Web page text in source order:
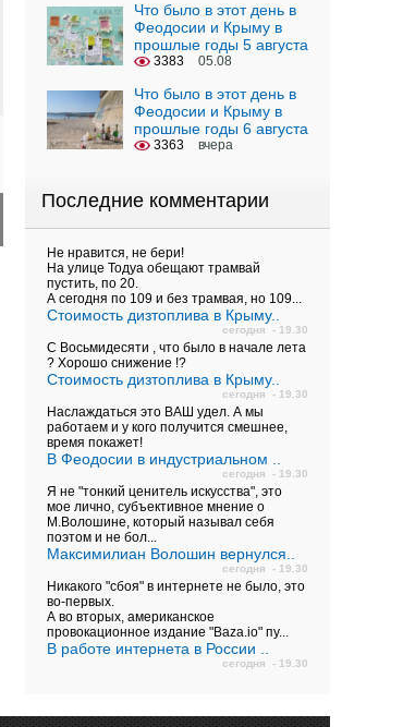
Что было в этот день в
Феодосии и Крыму в
прошлые годы 5 августа
3383 05.08
Что было в этот день в
Феодосии и Крыму в
прошлые годы 6 августа
3363 вчера
Последние комментарии
Не нравится, не бери!
На улице Тодуа обещают трамвай
пустить, по 20.
А сегодня по 109 и без трамвая, но 109...
Стоимость дизтоплива в Крыму..
сегодня - 19.30
С Восьмидесяти , что было в начале лета
? Хорошо снижение !?
Стоимость дизтоплива в Крыму..
сегодня - 19.30
Наслаждаться это ВАШ удел. А мы
работаем и у кого получится смешнее,
время покажет!
В Феодосии в индустриальном ..
сегодня - 19.30
Я не "тонкий ценитель искусства", это
мое лично, субъективное мнение о
М.Волошине, который называл себя
поэтом и не бол...
Максимилиан Волошин вернулся..
сегодня - 19.30
Никакого "сбоя" в интернете не было, это
во-первых.
А во вторых, американское
провокационное издание "Baza.io" пу...
В работе интернета в России ..
сегодня - 19.30